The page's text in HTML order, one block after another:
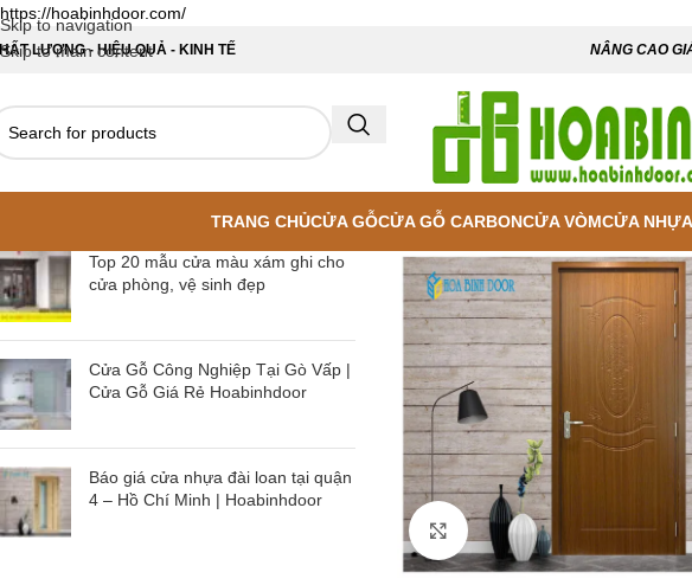
https://hoabinhdoor.com/
Skip to navigation
Skip to main content
LƯỢNG - HIỆU QUẢ - KINH TẾ NÂNG CAO
TRANG CHỦCỬA GỖCỬA GỖ CARBONCỬA VÒMCỬA
Top 20 mẫu cửa màu xám ghi cho
cửa phòng, vệ sinh đẹp
Cửa Gỗ Công Nghiệp Tại Gò Vấp |
Cửa Gỗ Giá Rẻ Hoabinhdoor
Báo giá cửa nhựa đài loan tại quận
4 – Hồ Chí Minh | Hoabinhdoor
Click to enlarge